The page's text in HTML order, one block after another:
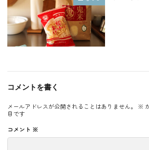
コメントを書く
メールアドレスが公開されることはありません。 ※
目です
コメント ※